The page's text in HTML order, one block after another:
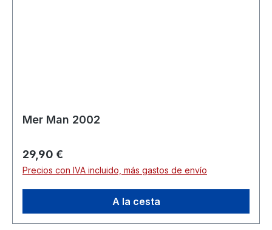
Mer Man 2002
Precio normal:
29,90 €
Precios con IVA incluido, más gastos de envío
A la cesta